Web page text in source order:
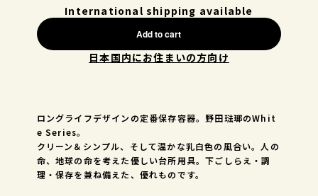
International shipping available
Add to cart
日本国内にお住まいの方向け
ロングライフデザインの定番保存容器。野田琺瑯のWhit
e Series。
クリーン＆シンプル、そして温かな乳白色の風合い。人の
命、地球の命を考えた優しい台所用具。下ごしらえ・調
理・保存を兼ね備えた、優れものです。